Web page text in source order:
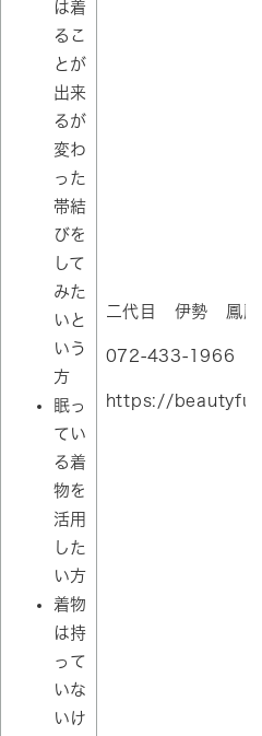
は着
るこ
とが
出来
るが
変わ
った
帯結
びを
して
みた
いと
いう
方
眠っ
てい
る着
物を
活用
した
い方
着物
は持
って
いな
いけ
二代目 伊勢 鳳麗
072-433-1966
https://